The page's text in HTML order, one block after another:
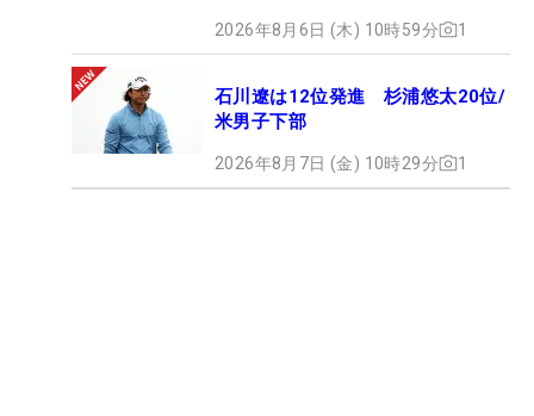
2026年8月6日 (木) 10時59分 1
石川遼は12位発進 杉浦悠太20位/
米男子下部
2026年8月7日 (金) 10時29分 1